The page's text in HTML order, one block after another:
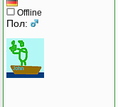
Offline
Пол: